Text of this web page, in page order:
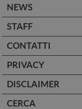
NEWS
STAFF
CONTATTI
PRIVACY
DISCLAIMER
CERCA